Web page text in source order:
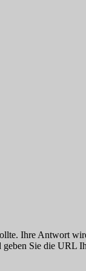
Ihre Antwort
Sie die URL